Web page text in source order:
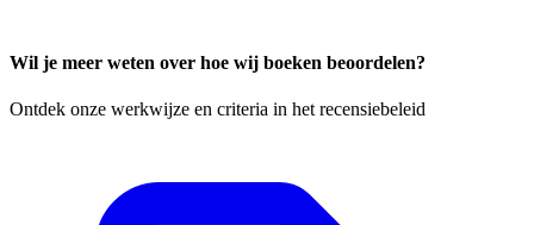
Wil je meer weten over hoe wij boeken beoordelen?
Ontdek onze werkwijze en criteria in het recensiebeleid